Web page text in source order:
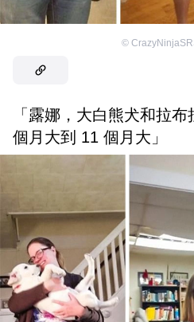
©
「露娜，大白熊犬和拉
個月大到 11 個月大」